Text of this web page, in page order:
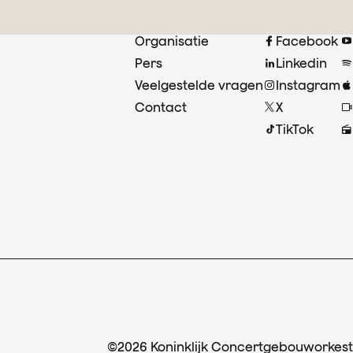
Organisatie
Pers
Veelgestelde vragen
Contact
Facebook
Linkedin
Instagram
X
TikTok
©2026 Koninklijk Concertgebouworkest